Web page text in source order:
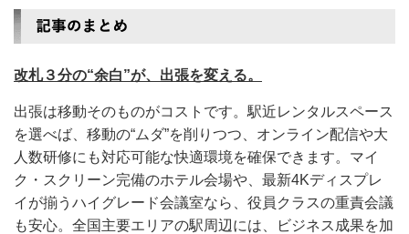
改札３分の“余白”が、出張を変える。
出張は移動そのものがコストです。駅近レンタルスペース
を選べば、移動の“ムダ”を削りつつ、オンライン配信や大
人数研修にも対応可能な快適環境を確保できます。マイ
ク・スクリーン完備のホテル会場や、最新4Kディスプレ
イが揃うハイグレード会議室なら、役員クラスの重責会議
も安心。全国主要エリアの駅周辺には、ビジネス成果を加